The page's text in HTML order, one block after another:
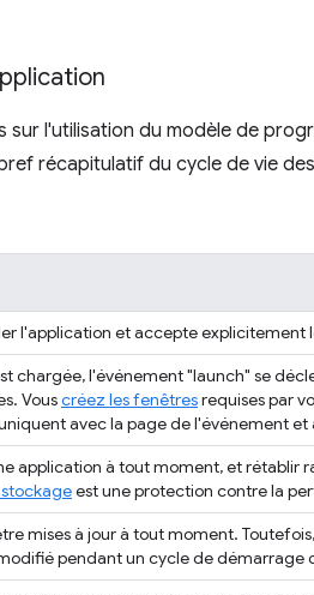
l'utilisation du modèle de
récapitulatif du cycle de vie
l'application et accepte explicitement
chargée, l'événement "launch" se
Vouscréez les fenêtresrequises par
avec la page de l'événement
application à tout moment, et rétablir
est une protection contre la
mises à jour à tout moment.
pendant un cycle de démarrage